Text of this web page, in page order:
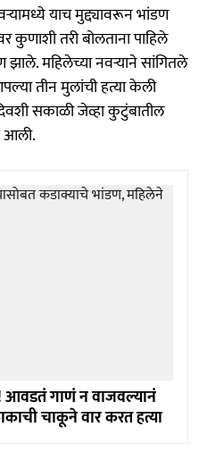
याच मुद्द्यावरून भांडण
कुणाशी तरी बोलताना पाहिले
झाले. महिलेच्या नवऱ्याने सांगितले
तीन मुलांची हत्या केली
सकाळी जेव्हा कुटुंबातील
आली.
आवडतं गाणं न वाजवल्यानं
चाकूने वार करत हत्या